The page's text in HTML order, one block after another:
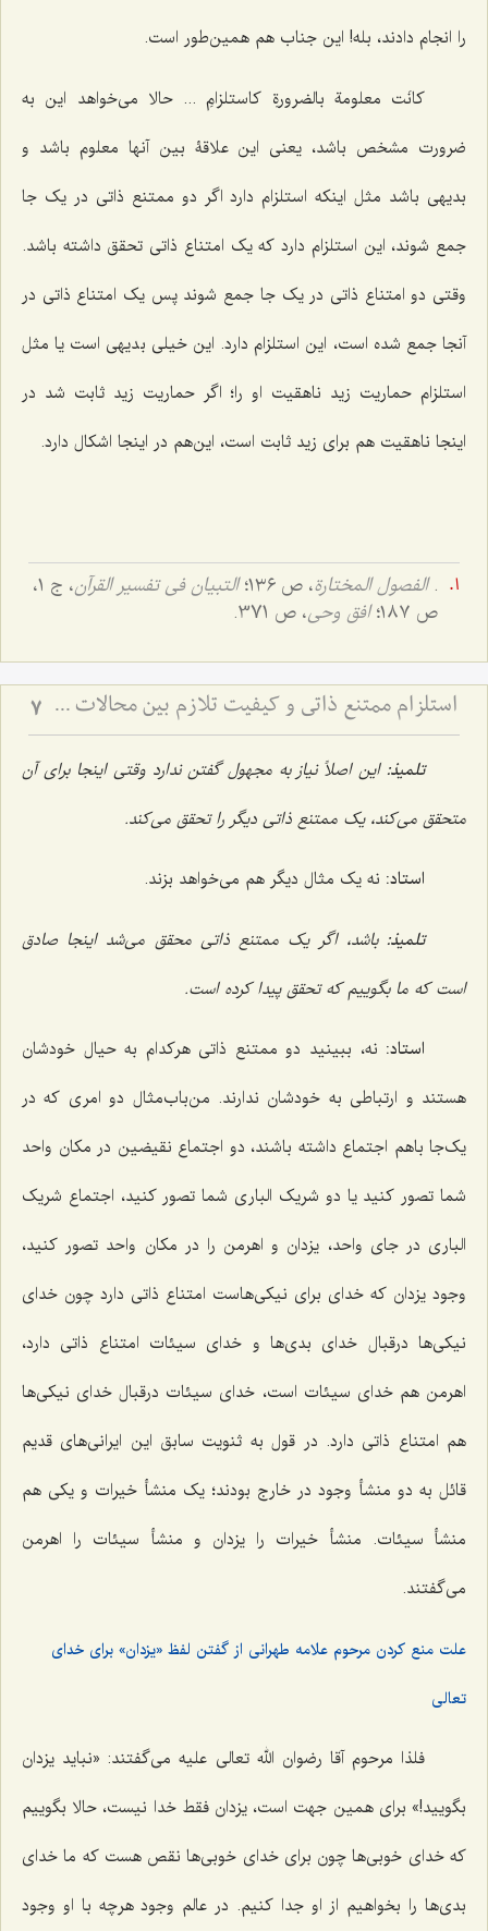
را انجام دادند، بله! این جناب هم همین‌طور است.
کانَت معلومة بالضرورةِ کاستلزامِ ...حالا مى‌خواهد این به
ضرورت مشخص باشد، یعنی این علاقۀ بین آنها معلوم باشد و
بدیهى باشد مثل اینکه استلزام دارد اگر دو ممتنع ذاتى در یک جا
جمع شوند، این استلزام دارد که یک امتناع ذاتى تحقق داشته باشد.
وقتى دو امتناع ذاتى در یک جا جمع شوند پس یک امتناع ذاتى در
آنجا جمع شده است، این استلزام دارد. این خیلى بدیهى است یا مثل
استلزام حماریت زید ناهقیت او را؛ اگر حماریت زید ثابت شد در
اینجا ناهقیت هم براى زید ثابت است، این‌هم در اینجا اشکال دارد.
.الفصول المختارة، ص ١٣٦؛ التبیان فی تفسیر القرآن
، ج ١،
ص ١٨٧؛
افق وحی، ص 371.
استلزام ممتنع ذاتی و کیفیت تلازم بین محالات - بررسی منطقی رابطه میان امور محال و تبیین تلازم‌های عقلی 7
تلمیذ:این اصلاً نیاز به مجهول گفتن ندارد وقتى اینجا برای آن
متحقق مى‌کند، یک ممتنع ذاتى دیگر را تحقق مى‌کند.
استاد: نه یک مثال دیگر هم مى‌خواهد بزند.
تلمیذ:باشد، اگر یک ممتنع ذاتى محقق مى‌شد اینجا صادق
است که ما بگوییم که تحقق پیدا کرده است.
استاد: نه، ببینید دو ممتنع ذاتى هرکدام به حیال خودشان
هستند و ارتباطى به خودشان ندارند. من‌باب‌مثال دو امرى که در
یک‌جا باهم اجتماع داشته باشند، دو اجتماع نقیضین در مکان واحد
شما تصور کنید یا دو شریک البارى شما تصور کنید، اجتماع شریک
البارى در جاى واحد، یزدان و اهرمن را در مکان واحد تصور کنید،
وجود یزدان که خداى براى نیکى‌هاست امتناع ذاتى دارد چون خداى
نیکی‌ها درقبال خداى بدی‌ها و خداى سیئات امتناع ذاتى دارد،
اهرمن هم خداى سیئات است، خداى سیئات درقبال خداى نیکی‌ها
هم امتناع ذاتى دارد. در قول به ثنویت سابق این ایرانی‌های قدیم
قائل به دو منشأ وجود در خارج بودند؛ یک منشأ خیرات و یکى هم
منشأ سیئات. منشأ خیرات را یزدان و منشأ سیئات را اهرمن
مى‌گفتند.
علت منع کردن مرحوم علامه طهرانی از گفتن لفظ «یزدان» برای خدای
تعالی
فلذا مرحوم آقا رضوان الله تعالی علیه مى‌گفتند: «نباید یزدان
بگویید!» براى همین جهت است، یزدان فقط خدا نیست، حالا بگوییم
که خداى خوبی‌ها چون براى خداى خوبی‌ها نقص هست که ما خداى
بدی‌ها را بخواهیم از او جدا کنیم. در عالم وجود هرچه با او وجود